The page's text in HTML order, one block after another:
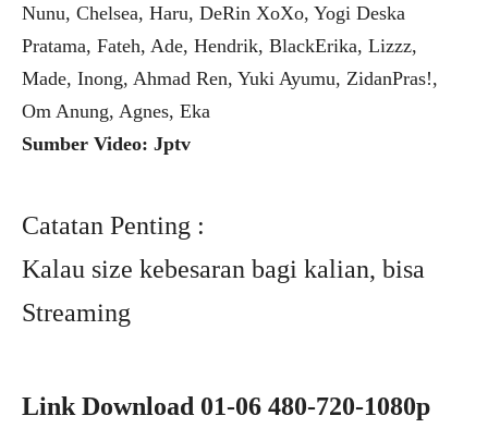
Nunu, Chelsea, Haru, DeRin XoXo, Yogi Deska
Pratama, Fateh, Ade, Hendrik, BlackErika, Lizzz,
Made, Inong, Ahmad Ren, Yuki Ayumu, ZidanPras!,
Om Anung, Agnes, Eka
Sumber Video: Jptv
Catatan Penting :
Kalau size kebesaran bagi kalian, bisa
Streaming
Link Download 01-06 480-720-1080p